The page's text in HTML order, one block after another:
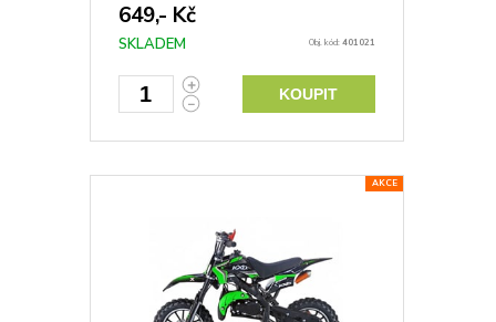
649,- Kč
SKLADEM Obj. kód:401021
KOUPIT
AKCE